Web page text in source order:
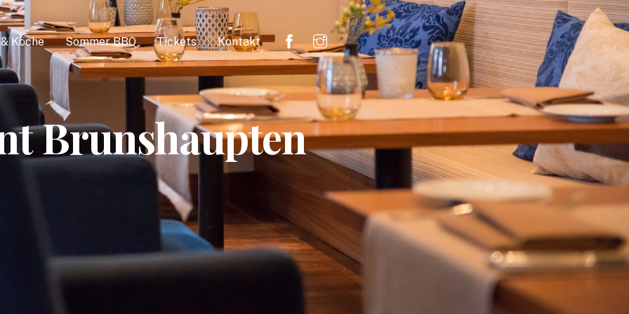
Köche Sommer BBQ Tickets Kontakt
Brunshaupten